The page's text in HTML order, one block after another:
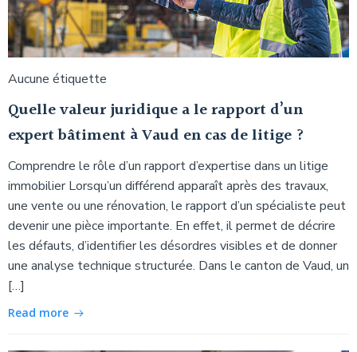
Aucune étiquette
Quelle valeur juridique a le rapport d’un
expert bâtiment à Vaud en cas de litige ?
Comprendre le rôle d’un rapport d’expertise dans un litige
immobilier Lorsqu’un différend apparaît après des travaux,
une vente ou une rénovation, le rapport d’un spécialiste peut
devenir une pièce importante. En effet, il permet de décrire
les défauts, d’identifier les désordres visibles et de donner
une analyse technique structurée. Dans le canton de Vaud, un
[…]
Read more